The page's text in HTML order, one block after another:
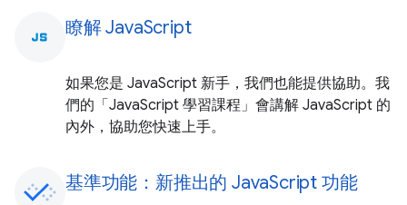
javascript 瞭解 JavaScript
如果您是 JavaScript 新手，我們也能提供協助。我
們的「JavaScript 學習課程」會講解 JavaScript 的
內外，協助您快速上手。
基準功能：新推出的 JavaScript 功能